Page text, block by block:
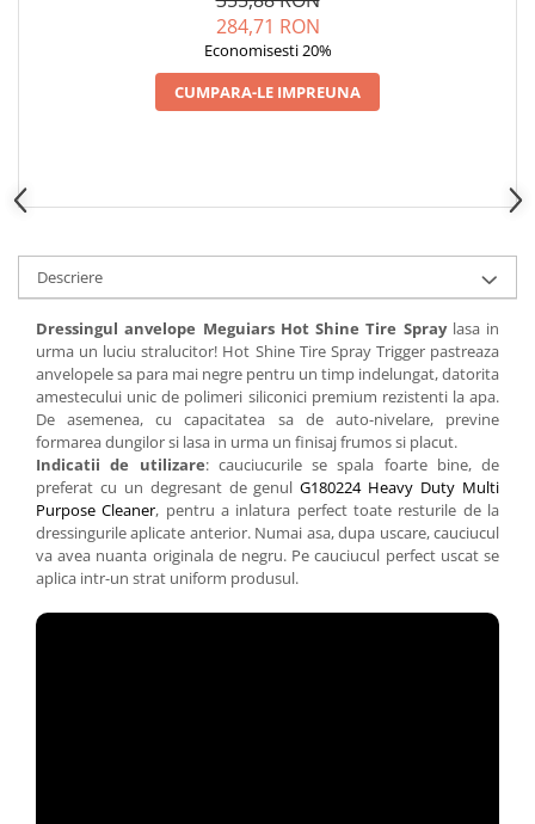
284,71 RON
Economisesti 20%
CUMPARA-LE IMPREUNA
Descriere
Dressingul anvelope Meguiars Hot Shine Tire Spraylasa in
urma un luciu stralucitor! Hot Shine Tire Spray Trigger pastreaza
anvelopele sa para mai negre pentru un timp indelungat, datorita
amestecului unic de polimeri siliconici premium rezistenti la apa.
De asemenea, cu capacitatea sa de auto-nivelare, previne
formarea dungilor si lasa in urma un finisaj frumos si placut.
Indicatii de utilizare: cauciucurile se spala foarte bine, de
preferat cu un degresant de genulG180224 Heavy Duty Multi
Purpose Cleaner, pentru a inlatura perfect toate resturile de la
dressingurile aplicate anterior. Numai asa, dupa uscare, cauciucul
va avea nuanta originala de negru. Pe cauciucul perfect uscat se
aplica intr-un strat uniform produsul.